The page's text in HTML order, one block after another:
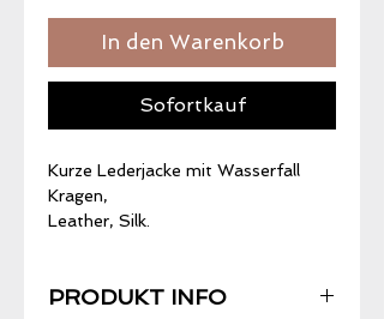
In den Warenkorb
Sofortkauf
Kurze Lederjacke mit Wasserfall
Kragen,
Leather, Silk.
PRODUKT INFO